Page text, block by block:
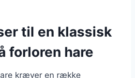
til en klassisk
forloren hare
kræver en række